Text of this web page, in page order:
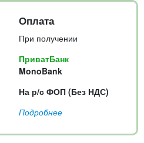
Оплата
При получении
ПриватБанк
MonoBank
На р/с ФОП (Без НДС)
Подробнее